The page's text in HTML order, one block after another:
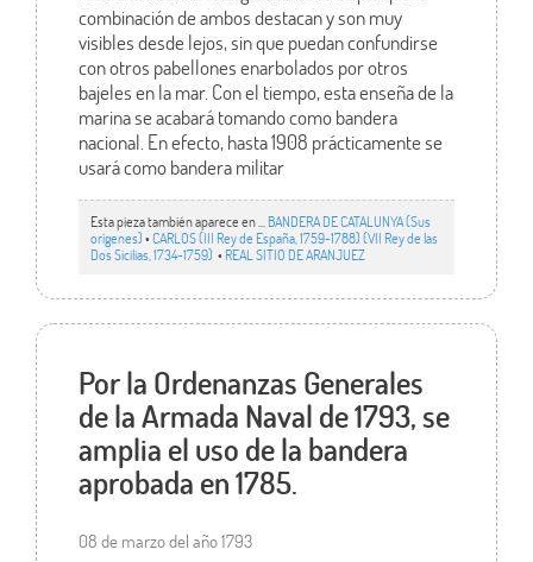
combinación de ambos destacan y son muy
visibles desde lejos, sin que puedan confundirse
con otros pabellones enarbolados por otros
bajeles en la mar. Con el tiempo, esta enseña de la
marina se acabará tomando como bandera
nacional. En efecto, hasta 1908 prácticamente se
usará como bandera militar
Esta pieza también aparece en ... BANDERA DE CATALUNYA (Sus
orígenes)•CARLOS (III Rey de España, 1759-1788) (VII Rey de las
Dos Sicilias, 1734-1759) • REAL SITIO DE ARANJUEZ
Por la Ordenanzas Generales
de la Armada Naval de 1793, se
amplia el uso de la bandera
aprobada en 1785.
08 de marzo del año 1793